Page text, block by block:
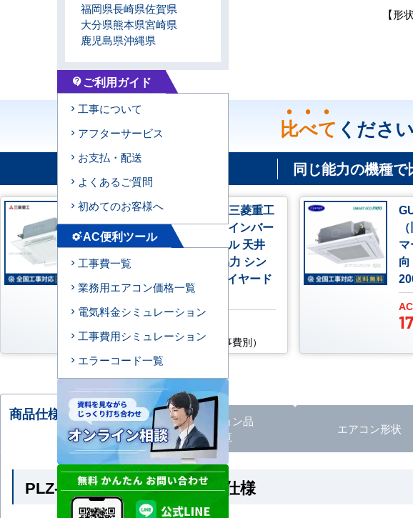
【形
比べて くださ
同じ能力の機種
FDTCV506HK6S-airflex 三菱重工
業務用エアコン ハイパーインバー
ター エアフレックスパネル 天井
カセット4方向小容量 2馬力 シン
グル 標準型 単相200V ワイヤード
リモコン
176,400 （税込・工事費別）
商品仕様・比較される
商品
オプション品
一覧
エアコン形状
PLZ-ERMP50SHLE6 の商品仕様
福岡県長崎県佐賀県
大分県熊本県宮崎県
鹿児島県沖縄県
contact_support ご利用ガイド
工事について
アフターサービス
お支払・配送
よくあるご質問
初めてのお客様へ
settings_suggestAC便利ツール
工事費一覧
業務用エアコン価格一覧
電気料金シミュレーション
工事費用シミュレーション
エラーコード一覧